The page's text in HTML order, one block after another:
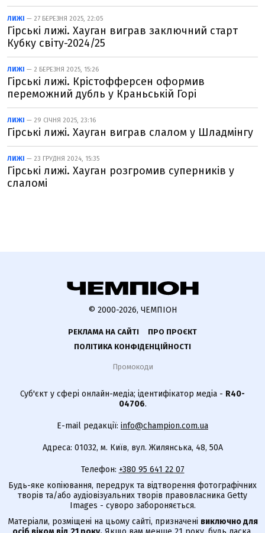
ЛИЖІ — 27 БЕРЕЗНЯ 2025, 22:05
Гірські лижі. Хауган виграв заключний старт
Кубку світу-2024/25
ЛИЖІ — 2 БЕРЕЗНЯ 2025, 15:26
Гірські лижі. Крістофферсен оформив
переможний дубль у Краньській Горі
ЛИЖІ — 29 СІЧНЯ 2025, 23:16
Гірські лижі. Хауган виграв слалом у Шладмінгу
ЛИЖІ — 23 ГРУДНЯ 2024, 15:35
Гірські лижі. Хауган розгромив суперників у
слаломі
© 2000-2026, ЧЕМПІОН
РЕКЛАМА НА САЙТІ
ПРО ПРОЄКТ
ПОЛІТИКА КОНФІДЕНЦІЙНОСТІ
Промокоди
Суб'єкт у сфері онлайн-медіа; ідентифікатор медіа - R40-
04706.
E-mail редакції: info@champion.com.ua
Адреса: 01032, м. Київ, вул. Жилянська, 48, 50А
Телефон: +380 95 641 22 07
Будь-яке копіювання, передрук та відтворення фотографічних
творів та/або аудіовізуальних творів правовласника Getty
Images - суворо забороняється.
Матеріали, розміщені на цьому сайті, призначені виключно для